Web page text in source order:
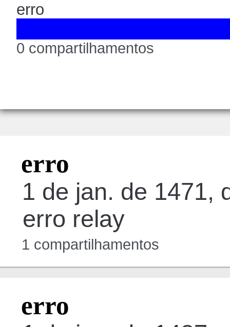
erro
0 compartilhamentos
erro
1 de jan. de 1471,
erro relay
1 compartilhamentos
erro